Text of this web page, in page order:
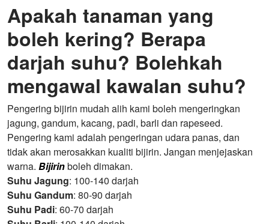
Apakah tanaman yang
boleh kering? Berapa
darjah suhu? Bolehkah
mengawal kawalan suhu?
Pengering bijirin mudah alih kami boleh mengeringkan
jagung, gandum, kacang, padi, barli dan rapeseed.
Pengering kami adalah pengeringan udara panas, dan
tidak akan merosakkan kualiti bijirin. Jangan menjejaskan
warna. Bijirinboleh dimakan.
Suhu Jagung: 100-140 darjah
Suhu Gandum: 80-90 darjah
Suhu Padi: 60-70 darjah